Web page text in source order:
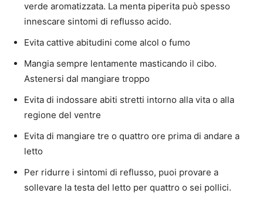
verde aromatizzata. La menta piperita può spesso
innescare sintomi di reflusso acido.
Evita cattive abitudini come alcol o fumo
Mangia sempre lentamente masticando il cibo.
Astenersi dal mangiare troppo
Evita di indossare abiti stretti intorno alla vita o alla
regione del ventre
Evita di mangiare tre o quattro ore prima di andare a
letto
Per ridurre i sintomi di reflusso, puoi provare a
sollevare la testa del letto per quattro o sei pollici.